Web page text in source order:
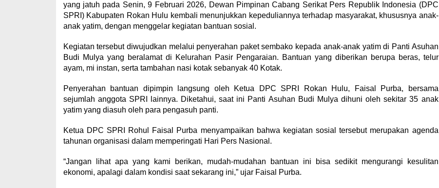
yang jatuh pada Senin, 9 Februari 2026, Dewan Pimpinan Cabang Serikat Pers Republik Indonesia (DPC
SPRI) Kabupaten Rokan Hulu kembali menunjukkan kepeduliannya terhadap masyarakat, khususnya anak-
anak yatim, dengan menggelar kegiatan bantuan sosial.
Kegiatan tersebut diwujudkan melalui penyerahan paket sembako kepada anak-anak yatim di Panti Asuhan
Budi Mulya yang beralamat di Kelurahan Pasir Pengaraian. Bantuan yang diberikan berupa beras, telur
ayam, mi instan, serta tambahan nasi kotak sebanyak 40 Kotak.
Penyerahan bantuan dipimpin langsung oleh Ketua DPC SPRI Rokan Hulu, Faisal Purba, bersama
sejumlah anggota SPRI lainnya. Diketahui, saat ini Panti Asuhan Budi Mulya dihuni oleh sekitar 35 anak
yatim yang diasuh oleh para pengasuh panti.
Ketua DPC SPRI Rohul Faisal Purba menyampaikan bahwa kegiatan sosial tersebut merupakan agenda
tahunan organisasi dalam memperingati Hari Pers Nasional.
“Jangan lihat apa yang kami berikan, mudah-mudahan bantuan ini bisa sedikit mengurangi kesulitan
ekonomi, apalagi dalam kondisi saat sekarang ini,” ujar Faisal Purba.